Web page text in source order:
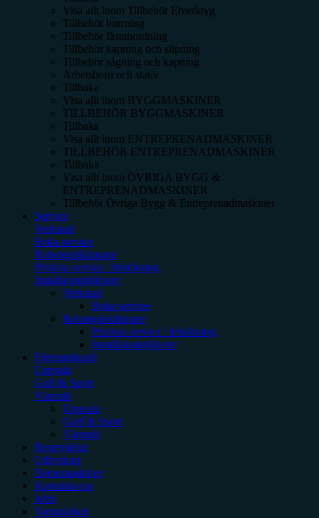
Visa allt inom Tillbehör Elverktyg
Tillbehör borrning
Tillbehör fästanordning
Tillbehör kapning och slipning
Tillbehör sågning och kapning
Arbetsbord och stativ
Tillbaka
Visa allt inom BYGGMASKINER
TILLBEHÖR BYGGMASKINER
Tillbaka
Visa allt inom ENTREPRENADMASKINER
TILLBEHÖR ENTREPRENADMASKINER
Tillbaka
Visa allt inom ÖVRIGA BYGG &
ENTREPRENADMASKINER
Tillbehör Övriga Bygg & Entreprenadmaskiner
Service
Verkstad
Boka service
Robotgräsklippare
Prislista service / felsökning
Installationstjänster
Verkstad
Boka service
Robotgräsklippare
Prislista service / felsökning
Installationstjänster
Företagskund
Uppsala
Golf & Sport
Värmdö
Uppsala
Golf & Sport
Värmdö
Reservdelar
Uthyrning
Demomaskiner
Kontakta oss
Jobb
Varumärken